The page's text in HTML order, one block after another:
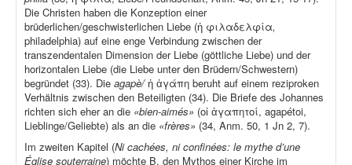
Die Christen haben die Konzeption einer
brüderlichen/geschwisterlichen Liebe (ἡ φιλαδελφία,
philadelphia) auf eine enge Verbindung zwischen der
transzendentalen Dimension der Liebe (göttliche Liebe) und der
horizontalen Liebe (die Liebe unter den Brüdern/Schwestern)
begründet (33). Die agapè/ἡ ἀγάπη beruht auf einem reziproken
Verhältnis zwischen den Beteiligten (34). Die Briefe des Johannes
richten sich eher an die «bien-aimés» (οἱ ἀγαπητοί, agapétoi,
Lieblinge/Geliebte) als an die «frères» (34, Anm. 50, 1 Jn 2, 7).
Im zweiten Kapitel (Ni cachées, ni confinées: le mythe d’une
Église souterraine) möchte B. den Mythos einer Kirche im